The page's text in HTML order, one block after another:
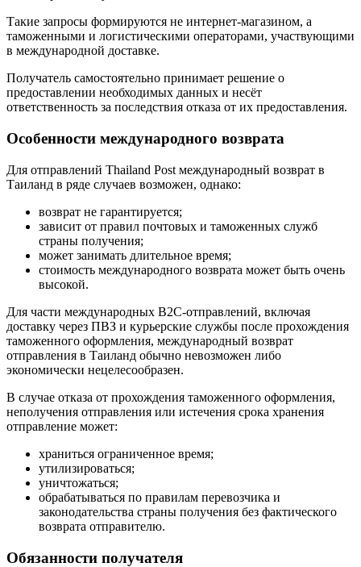
Такие запросы формируются не интернет-магазином, а
таможенными и логистическими операторами, участвующими
в международной доставке.
Получатель самостоятельно принимает решение о
предоставлении необходимых данных и несёт
ответственность за последствия отказа от их предоставления.
Особенности международного возврата
Для отправлений Thailand Post международный возврат в
Таиланд в ряде случаев возможен, однако:
возврат не гарантируется;
зависит от правил почтовых и таможенных служб
страны получения;
может занимать длительное время;
стоимость международного возврата может быть очень
высокой.
Для части международных B2C-отправлений, включая
доставку через ПВЗ и курьерские службы после прохождения
таможенного оформления, международный возврат
отправления в Таиланд обычно невозможен либо
экономически нецелесообразен.
В случае отказа от прохождения таможенного оформления,
неполучения отправления или истечения срока хранения
отправление может:
храниться ограниченное время;
утилизироваться;
уничтожаться;
обрабатываться по правилам перевозчика и
законодательства страны получения без фактического
возврата отправителю.
Обязанности получателя